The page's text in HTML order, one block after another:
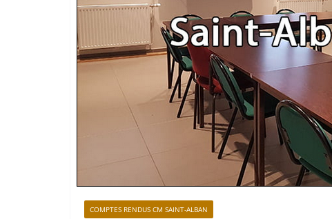
COMPTES RENDUS CM SAINT-ALBAN